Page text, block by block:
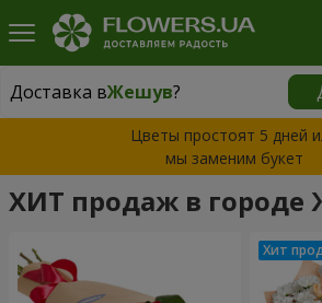
Доставка вЖешув?
Доставка вЖешув|
Цветы простоят 5 дней
мы заменим букет
ХИТ продаж в городе